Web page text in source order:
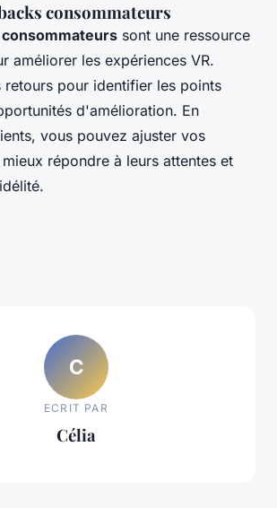
consommateurs
sont une ressource
améliorer les expériences VR.
retours pour identifier les points
d'amélioration. En
vous pouvez ajuster vos
répondre à leurs attentes et
C
ECRIT PAR
Célia